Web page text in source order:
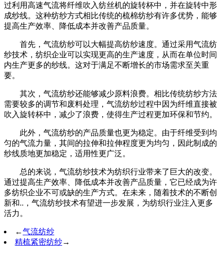
过利用高速气流将纤维吹入纺丝机的旋转杯中，并在旋转中形
成纱线。这种纺纱方式相比传统的梳棉纺纱有许多优势，能够
提高生产效率、降低成本并改善产品质量。
首先，气流纺纱可以大幅提高纺纱速度。通过采用气流纺
纱技术，纺织企业可以实现更高的生产速度，从而在单位时间
内生产更多的纱线。这对于满足不断增长的市场需求至关重
要。
其次，气流纺纱还能够减少原料浪费。相比传统纺纱方法
需要较多的调节和废料处理，气流纺纱过程中因为纤维直接被
吹入旋转杯中，减少了浪费，使得生产过程更加环保和节约。
此外，气流纺纱的产品质量也更为稳定。由于纤维受到均
匀的气流力量，其间的拉伸和拉伸程度更为均匀，因此制成的
纱线质地更加稳定，适用性更广泛。
总的来说，气流纺纱技术为纺织行业带来了巨大的改变。
通过提高生产效率、降低成本并改善产品质量，它已经成为许
多纺织企业不可或缺的生产方式。在未来，随着技术的不断创
新和..，气流纺纱技术有望进一步发展，为纺织行业注入更多
活力。
←气流纺纱
精梳紧密纺纱→